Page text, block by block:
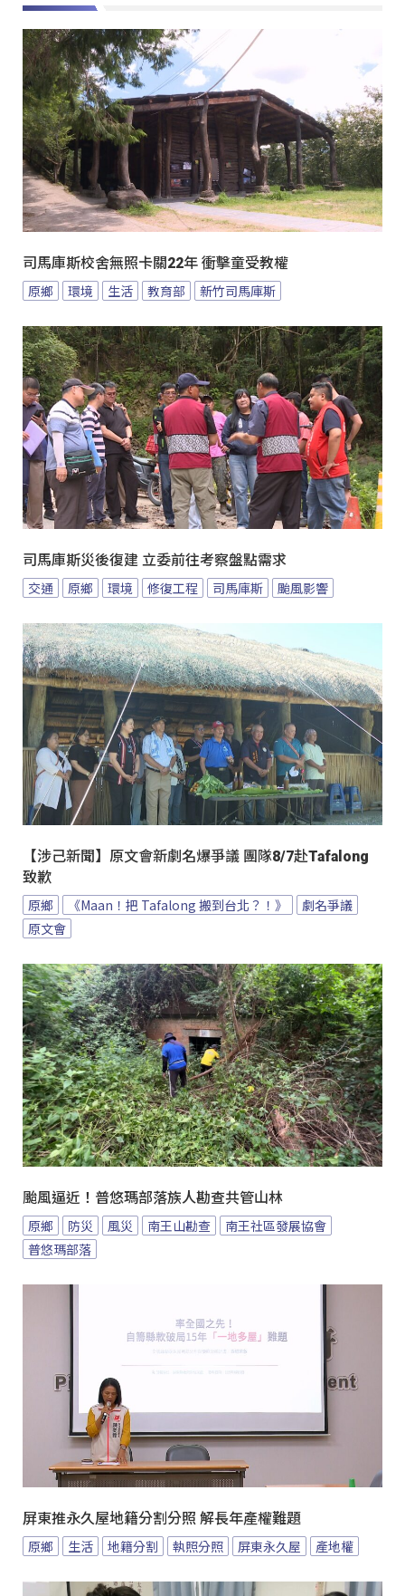
司馬庫斯校舍無照卡關22年 衝擊童受教權
原鄉 環境 生活 教育部 新竹司馬庫斯
司馬庫斯災後復建 立委前往考察盤點需求
交通 原鄉 環境 修復工程 司馬庫斯 颱風影響
【涉己新聞】原文會新劇名爆爭議 團隊8/7赴Tafalong
致歉
原鄉 《Maan！把 Tafalong 搬到台北？！》
劇名爭議
原文會
颱風逼近！普悠瑪部落族人勘查共管山林
原鄉 防災 風災 南王山勘查
南王社區發展協會
普悠瑪部落
屏東推永久屋地籍分割分照 解長年產權難題
原鄉 生活 地籍分割 執照分照 屏東永久屋 產地權